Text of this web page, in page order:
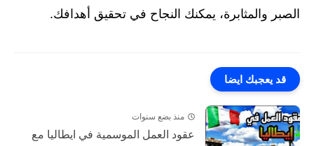
الصبر والمثابرة، يمكنك النجاح في تحقيق أهدافك.
قد يعجبك ايضا
منذ بضع سنوات
عقود العمل الموسمية في ايطاليا مع